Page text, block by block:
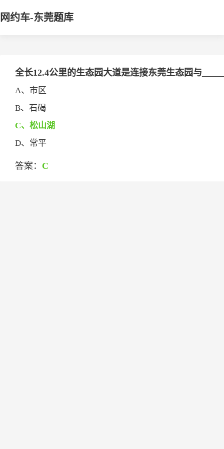
网约车-东莞题库
全长12.4公里的生态园大道是连接东莞生态园与
A、市区
B、石碣
C、松山湖
D、常平
答案： C